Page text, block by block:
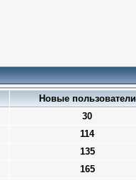
Новые пользователи
30
114
135
165